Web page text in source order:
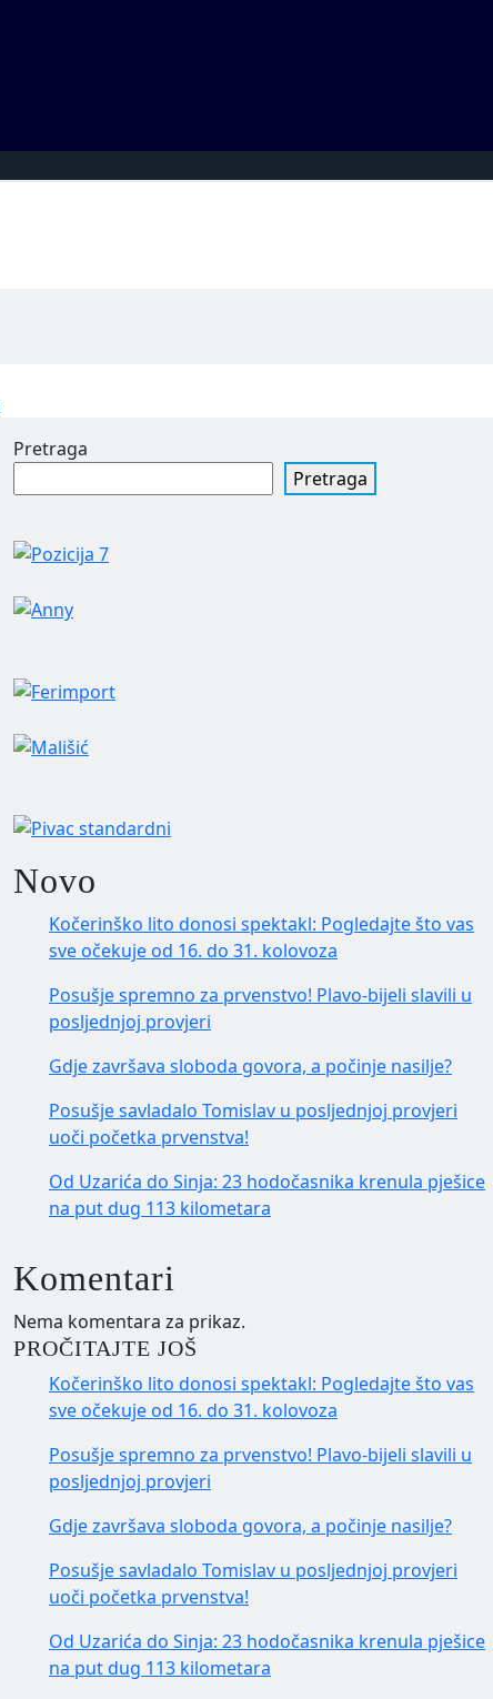
Pretraga
Pretraga
Novo
Kočerinško lito donosi spektakl: Pogledajte što vas
sve očekuje od 16. do 31. kolovoza
Posušje spremno za prvenstvo! Plavo-bijeli slavili u
posljednjoj provjeri
Gdje završava sloboda govora, a počinje nasilje?
Posušje savladalo Tomislav u posljednjoj provjeri
uoči početka prvenstva!
Od Uzarića do Sinja: 23 hodočasnika krenula pješice
na put dug 113 kilometara
Komentari
Nema komentara za prikaz.
PROČITAJTE JOŠ
Kočerinško lito donosi spektakl: Pogledajte što vas
sve očekuje od 16. do 31. kolovoza
Posušje spremno za prvenstvo! Plavo-bijeli slavili u
posljednjoj provjeri
Gdje završava sloboda govora, a počinje nasilje?
Posušje savladalo Tomislav u posljednjoj provjeri
uoči početka prvenstva!
Od Uzarića do Sinja: 23 hodočasnika krenula pješice
na put dug 113 kilometara